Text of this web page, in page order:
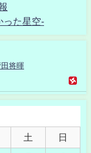
った星空-
将暉
土 日